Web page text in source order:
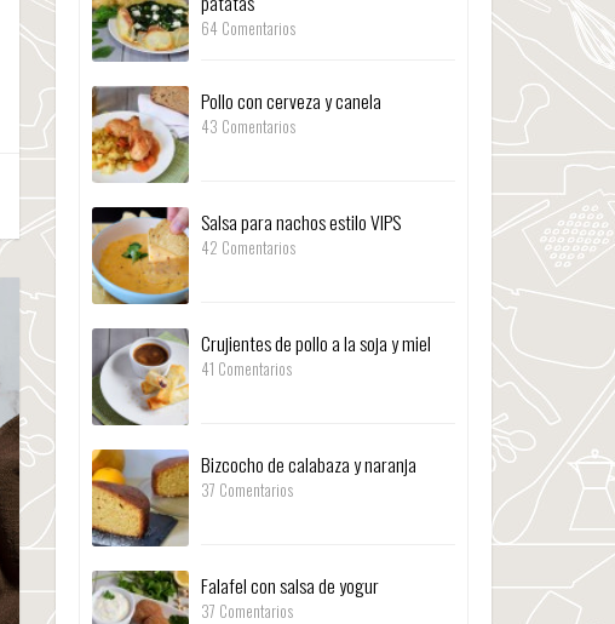
64 Comentarios
Pollo con cerveza y canela
43 Comentarios
Salsa para nachos estilo VIPS
42 Comentarios
Crujientes de pollo a la soja y miel
41 Comentarios
Bizcocho de calabaza y naranja
37 Comentarios
Falafel con salsa de yogur
37 Comentarios